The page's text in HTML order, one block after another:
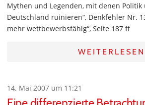
Mythen und Legenden, mit denen
Deutschland ruinieren“, Denkfehler Nr.
mehr wettbewerbsfähig“, Seite 187 ff
WEITERLESEN
14. Mai 2007 um 11:21